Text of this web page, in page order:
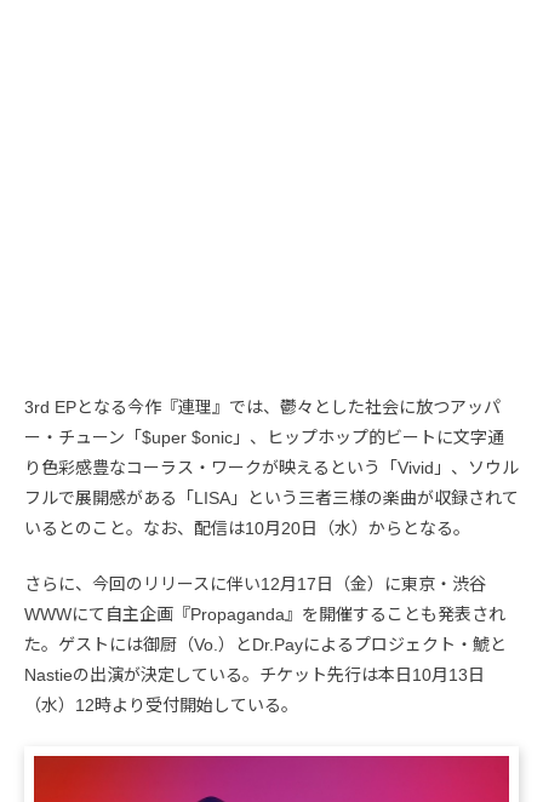
3rd EPとなる今作『連理』では、鬱々とした社会に放つアッパ
ー・チューン「$uper $onic」、ヒップホップ的ビートに文字通
り色彩感豊なコーラス・ワークが映えるという「Vivid」、ソウル
フルで展開感がある「LISA」という三者三様の楽曲が収録されて
いるとのこと。なお、配信は10月20日（水）からとなる。
さらに、今回のリリースに伴い12月17日（金）に東京・渋谷
WWWにて自主企画『Propaganda』を開催することも発表され
た。ゲストには御厨（Vo.）とDr.Payによるプロジェクト・鯱と
Nastieの出演が決定している。チケット先行は本日10月13日
（水）12時より受付開始している。